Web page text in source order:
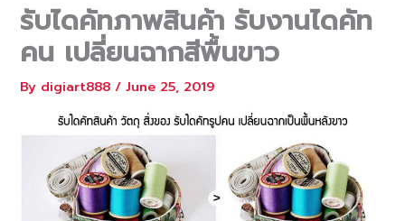
รับไดคัทภาพสินค้า รับงานไดคัท
คน เปลี่ยนฉากสีพื้นขาว
By digiart888/June 25, 2019